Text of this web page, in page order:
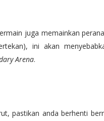
juga memainkan
ini akan
Arena.
pastikan anda berhenti